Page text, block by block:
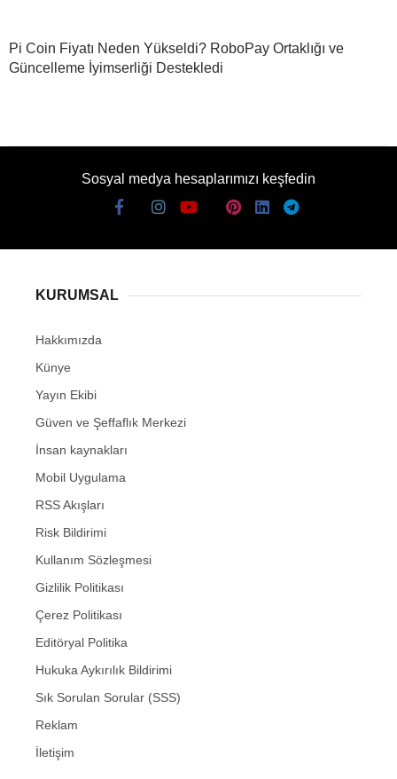
Pi Coin Fiyatı Neden Yükseldi? RoboPay Ortaklığı ve
Güncelleme İyimserliği Destekledi
Sosyal medya hesaplarımızı keşfedin
KURUMSAL
Hakkımızda
Künye
Yayın Ekibi
Güven ve Şeffaflık Merkezi
İnsan kaynakları
Mobil Uygulama
RSS Akışları
Risk Bildirimi
Kullanım Sözleşmesi
Gizlilik Politikası
Çerez Politikası
Editöryal Politika
Hukuka Aykırılık Bildirimi
Sık Sorulan Sorular (SSS)
Reklam
İletişim